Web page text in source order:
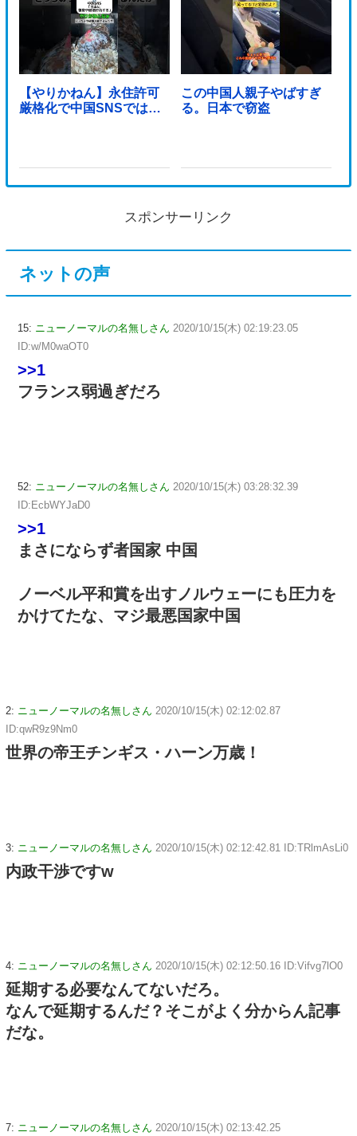
【やりかねん】永住許可
厳格化で中国SNSでは…
この中国人親子やばすぎ
る。日本で窃盗
スポンサーリンク
ネットの声
15: ニューノーマルの名無しさん 2020/10/15(木) 02:19:23.05
ID:w/M0waOT0
>>1
フランス弱過ぎだろ
52: ニューノーマルの名無しさん 2020/10/15(木) 03:28:32.39
ID:EcbWYJaD0
>>1
まさにならず者国家 中国
ノーベル平和賞を出すノルウェーにも圧力を
かけてたな、マジ最悪国家中国
2: ニューノーマルの名無しさん 2020/10/15(木) 02:12:02.87
ID:qwR9z9Nm0
世界の帝王チンギス・ハーン万歳！
3: ニューノーマルの名無しさん 2020/10/15(木) 02:12:42.81 ID:TRlmAsLi0
内政干渉ですw
4: ニューノーマルの名無しさん 2020/10/15(木) 02:12:50.16 ID:Vifvg7lO0
延期する必要なんてないだろ。
なんで延期するんだ？そこがよく分からん記事
だな。
7: ニューノーマルの名無しさん 2020/10/15(木) 02:13:42.25